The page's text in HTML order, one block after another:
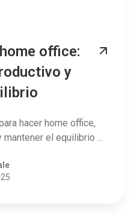
office:
y
hacer home office,
el equilibrio ...